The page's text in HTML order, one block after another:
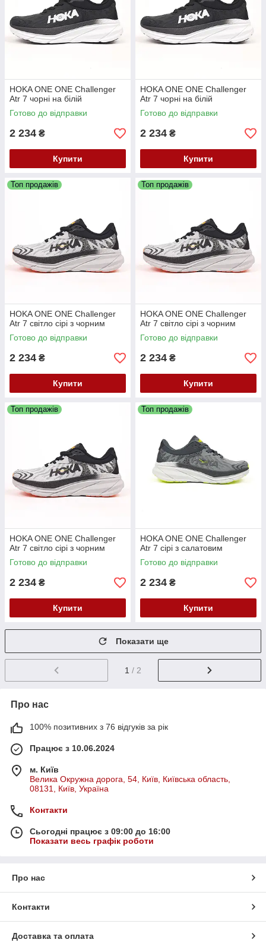
HOKA ONE ONE Challenger
Atr 7 чорні на білій
Готово до відправки
2 234 ₴
Купити
HOKA ONE ONE Challenger
Atr 7 чорні на білій
Готово до відправки
2 234 ₴
Купити
Топ продажів
HOKA ONE ONE Challenger
Atr 7 світло сірі з чорним
Готово до відправки
2 234 ₴
Купити
Топ продажів
HOKA ONE ONE Challenger
Atr 7 світло сірі з чорним
Готово до відправки
2 234 ₴
Купити
Топ продажів
HOKA ONE ONE Challenger
Atr 7 світло сірі з чорним
Готово до відправки
2 234 ₴
Купити
Топ продажів
HOKA ONE ONE Challenger
Atr 7 сірі з салатовим
Готово до відправки
2 234 ₴
Купити
Показати ще
1 / 2
Про нас
100% позитивних з 76 відгуків за рік
Працює з 10.06.2024
м. Київ
Велика Окружна дорога, 54, Київ, Київська область,
08131, Київ, Україна
Контакти
Сьогодні працює з 09:00 до 16:00
Показати весь графік роботи
Про нас
Контакти
Доставка та оплата